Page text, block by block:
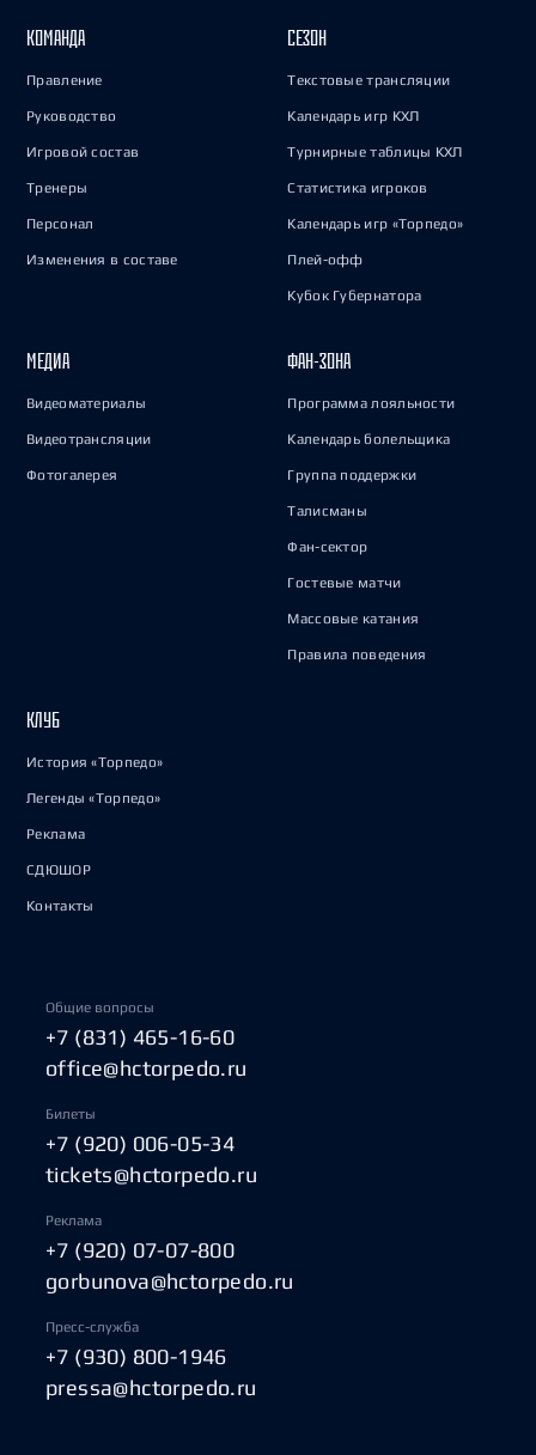
КОМАНДА
Правление
Руководство
Игровой состав
Тренеры
Персонал
Изменения в составе
СЕЗОН
Текстовые трансляции
Календарь игр КХЛ
Турнирные таблицы КХЛ
Статистика игроков
Календарь игр «Торпедо»
Плей-офф
Кубок Губернатора
МЕДИА
Видеоматериалы
Видеотрансляции
Фотогалерея
ФАН-ЗОНА
Программа лояльности
Календарь болельщика
Группа поддержки
Талисманы
Фан-сектор
Гостевые матчи
Массовые катания
Правила поведения
КЛУБ
История «Торпедо»
Легенды «Торпедо»
Реклама
СДЮШОР
Контакты
Общие вопросы
+7 (831) 465-16-60
office@hctorpedo.ru
Билеты
+7 (920) 006-05-34
tickets@hctorpedo.ru
Реклама
+7 (920) 07-07-800
gorbunova@hctorpedo.ru
Пресс-служба
+7 (930) 800-1946
pressa@hctorpedo.ru